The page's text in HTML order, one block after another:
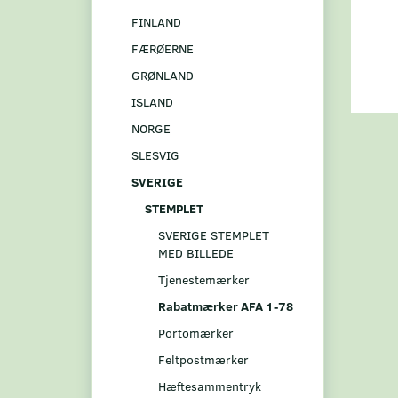
FINLAND
FÆRØERNE
GRØNLAND
ISLAND
NORGE
SLESVIG
SVERIGE
STEMPLET
SVERIGE STEMPLET
MED BILLEDE
Tjenestemærker
Rabatmærker AFA 1-78
Portomærker
Feltpostmærker
Hæftesammentryk